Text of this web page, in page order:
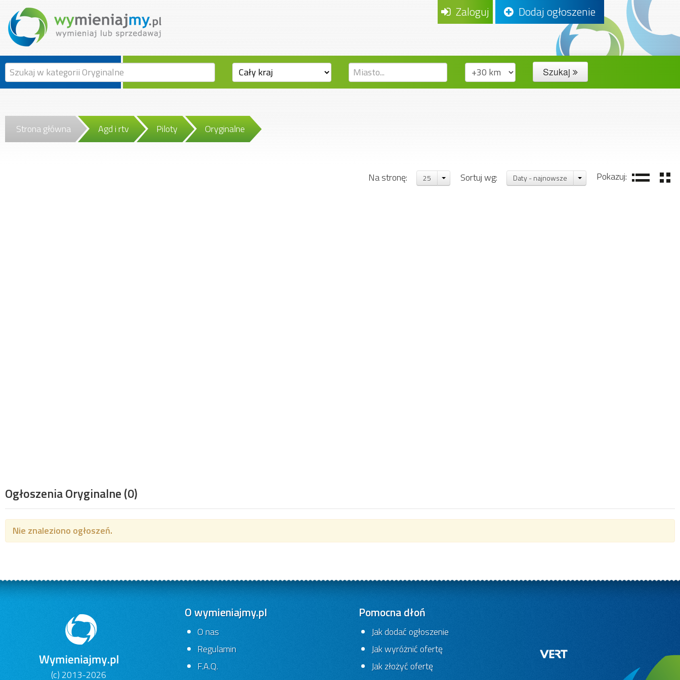
Zaloguj Dodaj ogłoszenie
Szukaj
Strona główna Agd i rtv Piloty Oryginalne
Ogłoszenia Oryginalne(0)
Pokazuj:
Sortuj wg: Daty - najnowsze
Na stronę: 25
Nie znaleziono ogłoszeń.
(c) 2013-2026
O wymieniajmy.pl
O nas
Regulamin
F.A.Q.
Pomocna dłoń
Jak dodać ogłoszenie
Jak wyróżnić ofertę
Jak złożyć ofertę